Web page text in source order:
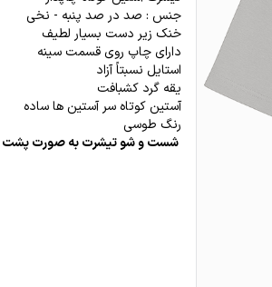
جنس : صد در صد پنبه - نخی
خنک زیر دست بسیار لطیف
دارای چاپ روی قسمت سینه
استایل نسبتاً آزاد
یقه گرد کشبافت
آستین کوتاه سر آستین ها ساده
رنگ طوسی
شست و شو تیشرت به صورت پشت و